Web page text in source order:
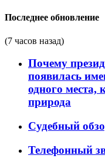
Последнее обновление
(7 часов назад)
Почему
появилась
одного места,
природа
Судебный
Телефонный